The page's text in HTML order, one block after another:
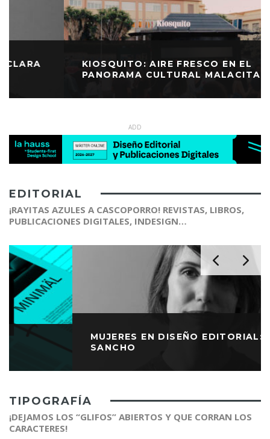
KIOSQUITO: AIRE FRESCO EN EL
PANORAMA CULTURAL MALACITANO
ADD
EDITORIAL
¡RAYITAS AZULES A CASCOPORRO! REVISTAS, LIBROS,
PUBLICACIONES DIGITALES, INDESIGN…
MUJERES EN DISEÑO EDITORIAL: CLARA
TIPOGRAFÍA
¡DEJAMOS LOS “GLIFOS” ABIERTOS Y QUE CORRAN LOS
CARACTERES!